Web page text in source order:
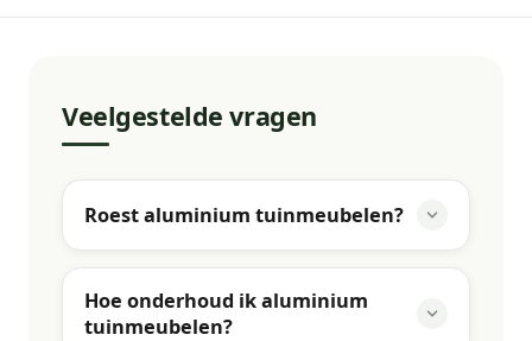
Veelgestelde vragen
Roest aluminium tuinmeubelen?
Hoe onderhoud ik aluminium
tuinmeubelen?